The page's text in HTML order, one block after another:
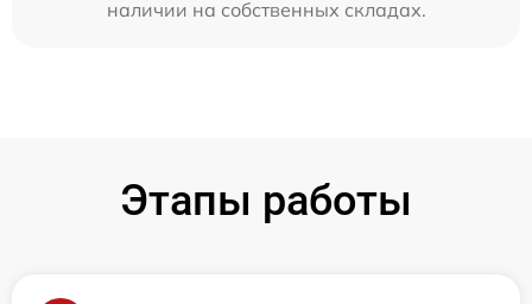
наличии на собственных складах.
Этапы работы